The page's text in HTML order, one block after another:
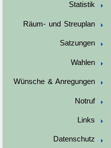
Statistik
Räum- und Streuplan
Satzungen
Wahlen
Wünsche & Anregungen
Notruf
Links
Datenschutz